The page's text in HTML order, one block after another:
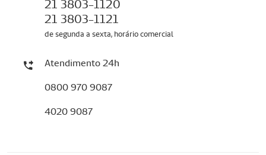
21 3803-1120
21 3803-1121
de segunda a sexta, horário comercial
Atendimento 24h
0800 970 9087
4020 9087